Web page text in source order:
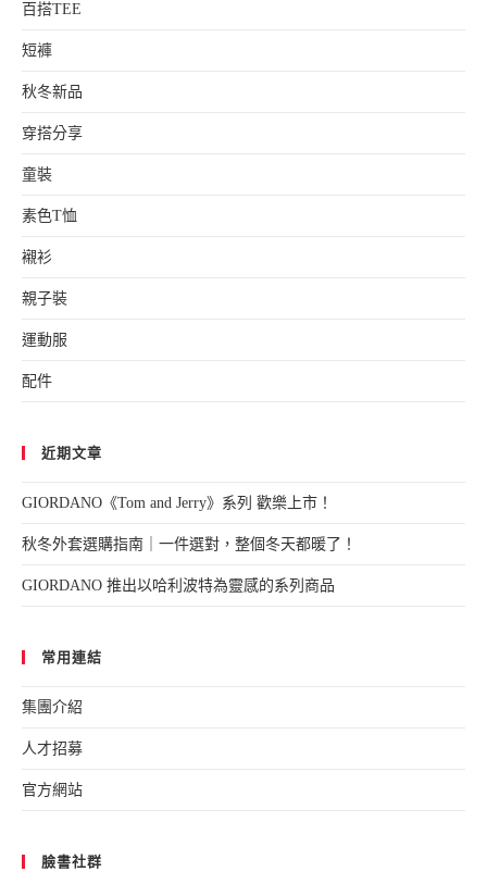
百搭TEE
短褲
秋冬新品
穿搭分享
童裝
素色T恤
襯衫
親子裝
運動服
配件
近期文章
GIORDANO《Tom and Jerry》系列 歡樂上市！
秋冬外套選購指南｜一件選對，整個冬天都暖了！
GIORDANO 推出以哈利波特為靈感的系列商品
常用連結
集團介紹
人才招募
官方網站
臉書社群